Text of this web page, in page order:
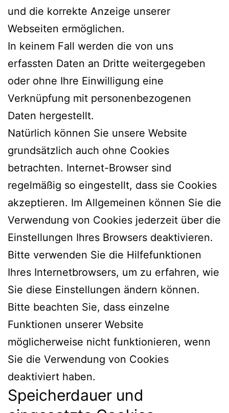
und die korrekte Anzeige unserer
Webseiten ermöglichen.
In keinem Fall werden die von uns
erfassten Daten an Dritte weitergegeben
oder ohne Ihre Einwilligung eine
Verknüpfung mit personenbezogenen
Daten hergestellt.
Natürlich können Sie unsere Website
grundsätzlich auch ohne Cookies
betrachten. Internet-Browser sind
regelmäßig so eingestellt, dass sie Cookies
akzeptieren. Im Allgemeinen können Sie die
Verwendung von Cookies jederzeit über die
Einstellungen Ihres Browsers deaktivieren.
Bitte verwenden Sie die Hilfefunktionen
Ihres Internetbrowsers, um zu erfahren, wie
Sie diese Einstellungen ändern können.
Bitte beachten Sie, dass einzelne
Funktionen unserer Website
möglicherweise nicht funktionieren, wenn
Sie die Verwendung von Cookies
deaktiviert haben.
Speicherdauer und